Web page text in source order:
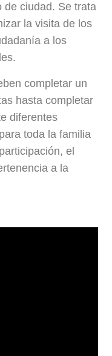
de ciudad. Se trata
la visita de los
a los
completar un
hasta completar
diferentes
toda la familia
el
a la